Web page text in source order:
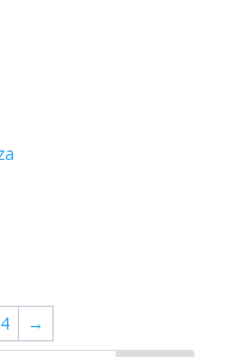
4 →